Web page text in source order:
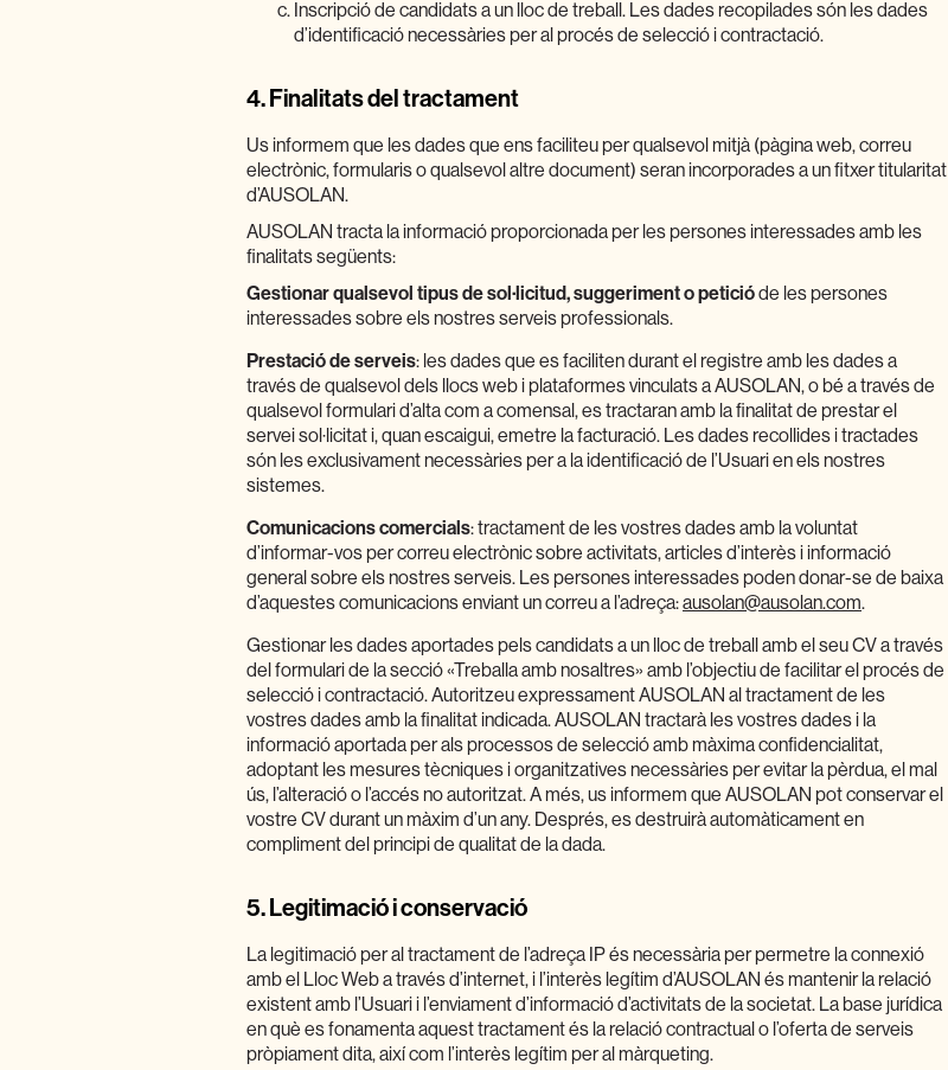
Inscripció de candidats a un lloc de treball. Les dades recopilades són les dades
d’identificació necessàries per al procés de selecció i contractació.
4. Finalitats del tractament
Us informem que les dades que ens faciliteu per qualsevol mitjà (pàgina web, correu
electrònic, formularis o qualsevol altre document) seran incorporades a un fitxer titularitat
d’AUSOLAN.
AUSOLAN tracta la informació proporcionada per les persones interessades amb les
finalitats següents:
Gestionar qualsevol tipus de sol·licitud, suggeriment o peticióde les persones
interessades sobre els nostres serveis professionals.
Prestació de serveis: les dades que es faciliten durant el registre amb les dades a
través de qualsevol dels llocs web i plataformes vinculats a AUSOLAN, o bé a través de
qualsevol formulari d’alta com a comensal, es tractaran amb la finalitat de prestar el
servei sol·licitat i, quan escaigui, emetre la facturació. Les dades recollides i tractades
són les exclusivament necessàries per a la identificació de l’Usuari en els nostres
sistemes.
Comunicacions comercials: tractament de les vostres dades amb la voluntat
d’informar-vos per correu electrònic sobre activitats, articles d’interès i informació
general sobre els nostres serveis. Les persones interessades poden donar-se de baixa
d’aquestes comunicacions enviant un correu a l’adreça:ausolan@ausolan.com.
Gestionar les dades aportades pels candidats a un lloc de treball amb el seu CV a través
del formulari de la secció «Treballa amb nosaltres» amb l’objectiu de facilitar el procés de
selecció i contractació. Autoritzeu expressament AUSOLAN al tractament de les
vostres dades amb la finalitat indicada. AUSOLAN tractarà les vostres dades i la
informació aportada per als processos de selecció amb màxima confidencialitat,
adoptant les mesures tècniques i organitzatives necessàries per evitar la pèrdua, el mal
ús, l’alteració o l’accés no autoritzat. A més, us informem que AUSOLAN pot conservar el
vostre CV durant un màxim d’un any. Després, es destruirà automàticament en
compliment del principi de qualitat de la dada.
5. Legitimació i conservació
La legitimació per al tractament de l’adreça IP és necessària per permetre la connexió
amb el Lloc Web a través d’internet, i l’interès legítim d’AUSOLAN és mantenir la relació
existent amb l’Usuari i l’enviament d’informació d’activitats de la societat. La base jurídica
en què es fonamenta aquest tractament és la relació contractual o l’oferta de serveis
pròpiament dita, així com l’interès legítim per al màrqueting.